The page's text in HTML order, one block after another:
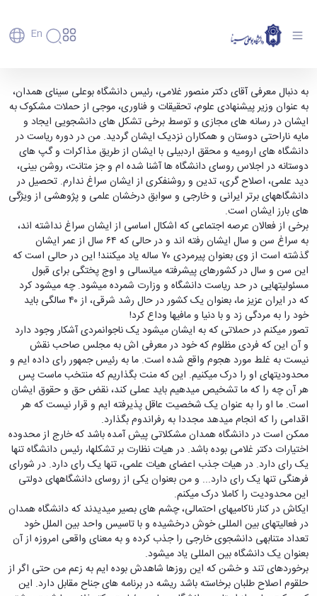
En
دانشگاه
تاریخچه
و
معرفی
برنامه
راهبردی
دانشگاه
نقشه
دانشگاه
ساختار
سازمانی
سازمان
دانشگاه
حوزه
ریاست
معاونت
توسعه
مدیریت
و
پشتیبانی
معاونت
آموزشی
و
تحصیلات
تکمیلی
معاونت
دانشجویی
معاونت
پژوهش
و
فناوری
معاونت
فرهنگی
و
اجتماعی
آموزش
پذیرش
کارشناسی
تحصیلات
تکمیلی
پسا
دکترا
استعدادهای
درخشان
دانشجویان
غیرایرانی
مهمانی
و
انتقال
حمایت‌های
تحصیلی
تحصیل
در
دانشگاه
D8
رشته‌های
تحصیلی
کارشناسی
تحصیلات
تکمیلی
آموزش‌های
آزاد
برنامه‌های
آموزشی
آموزش
زبان
فارسی
به
غیرفارسی‌زبانان
آموزش‌های
پژوهش
فناوری و
کارآفرینی
دفتر
ارتباط
با
صنعت
پردیس
علم
و
فناوری
مراکز
تحقیقات
و فناوری
پژوهشکده
شیمی
گیاهی
پژوهشکده
آب
مرکز
آپا
دانشگاه
بوعلی
سینا
آزمایشگاه
های
تحقیقاتی
آزمایشگاه
مرکزی
آزمایشگاه
تنش
پسماند
آزمایشگاه
مقاومت
دانشکده‌ها
پردیس
اصلی
مهندسی
کشاورزی
شیمی
و
علوم
نفت
علوم
انسانی
هنر
و
معماری
دامپزشکی
علوم
پایه
علوم
اقتصادی
و
اجتماعی
علوم
ورزشی
دانشکده
های
اقماری
فنی
و
مهندسی
کبودرآهنگ
فنی
و
منابع
رفاهی
رفاهی
پرسنل
اداره
رفاه
کارکنان
مهمانسرای
دانشگاه
رفاهی
دانشجویان
مدیریت
امور
دانشجویان
مرکز
مشاوره
و
سبک
زندگی
مرکز
بهداشت
و
درمان
خوابگاه‌های
دانشجویی
سلف
سرویس
ورزش و
سرگرمی
اداره
تربیت
بدنی
و
اعضای
هیأت
علمی
کارکنان
دانشجویان
فارغ
التحصیلان
فوق
برنامه
فعالیت‌های
دانشجویی
انجمن‌های
علمی
دانشجویی
تشکل‌های
اسلامی
دانشجویان
نشریات
دانشجویی
کانون‌های
فرهنگی
فعالیت‌های
داوطلبانه
سمن‌های
مرتبط
بنیاد
خیرین
حامی
دانشگاه
بوعلی
سینا
مؤسسه
پایگاه
خبری
بسنا
پیشخوان
احراز
هویت
ارتباط
با ما
روابط
بین
الملل
(قدم
الآن)
Apply
Now
حمایت استاد دانشگاه تهران و رئیس دانشگاه
محقق اردبیلی از دکتر غلامی - دانشگاه بوعلی سینا
همدان
به دنبال معرفی آقای دکتر منصور غلامی، رئیس دانشگاه بوعلی سینای همدان،
به عنوان وزیر پیشنهادی علوم، تحقیقات و فناوری، موجی از حملات مشکوک به
ایشان در رسانه های مجازی و توسط برخی تشکل های دانشجویی ایجاد و
مایه ناراحتی دوستان و همکاران نزدیک ایشان گردید. من در دوره ریاست در
دانشگاه های ارومیه و محقق اردبیلی با ایشان از طریق مذاکرات و گپ های
دوستانه در اجلاس روسای دانشگاه ها آشنا شده ام و جز متانت، روشن بینی،
دید علمی، اصلاح گری، تدین و روشنفکری از ایشان سراغ ندارم. تحصیل در
دانشگاههای برتر ایرانی و خارجی و سوابق درخشان علمی و پژوهشی از ویژگی
های بارز ایشان است.
برخی از فعالان عرصه اجتماعی که اشکال اساسی از ایشان سراغ نداشته اند،
به سراغ سن و سال ایشان رفته اند و در حالی که ۶۴ سال از عمر ایشان
گذشته است از وی بعنوان پیرمردی ۷۰ ساله یاد میکنند! این در حالی است که
این سن و سال در کشورهای پیشرفته میانسالی و اوج پختگی برای قبول
مسئولیتهایی در حد ریاست دانشگاه و وزارت شمرده میشود. چه میشود کرد
که در ایران عزیز ما، بعنوان یک کشور در حال رشد شرقی، از ۴۰ سالگی باید
خود را به مردگی زد و با دنیا و مافیها وداع کرد!
تصور میکنم در حملاتی که به ایشان میشود یک ناجوانمردی آشکار وجود دارد
و آن این که فردی مظلوم که خود در معرفی اش به مجلس صاحب نقش
نیست به غلط مورد هجوم واقع شده است. ما به رئیس جمهور رای داده ایم و
محدودیتهای او را درک میکنیم. این که منت بگذاریم که منتخب ماست پس
هر آن چه را که ما تشخیص میدهیم باید عملی کند، نقض حق و حقوق ایشان
است. ما او را به عنوان یک شخصیت عاقل پذیرفته ایم و قرار نیست که هر
اقدامی را که انجام میدهد مجددا به رفراندوم بگذارد.
ممکن است در دانشگاه همدان مشکلاتی پیش آمده باشد که خارج از محدوده
اختیارات دکتر غلامی بوده باشد. در هیات نظارت بر تشکلها، رئیس دانشگاه تنها
یک رای دارد. در هیات جذب اعضای هیات علمی، تنها یک رای دارد. در شورای
فرهنگی تنها یک رای دارد... و من بعنوان یکی از روسای دانشگاههای دولتی
این محدودیت را کاملا درک میکنم.
ایکاش در کنار ناکامیهای احتمالی، چشم های بصیر میدیدند که دانشگاه همدان
در فعالیتهای بین المللی خوش درخشیده و با تاسیس واحد بین الملل خود
تعداد متنابهی دانشجوی خارجی را جذب کرده و به معنای واقعی امروزه از آن
بعنوان یک دانشگاه بین المللی یاد میشود.
برخوردهای تند و خشن که این روزها شاهدش بوده ایم به زعم من حتی اگر از
حلقوم اصلاح طلبان برخاسته باشد ریشه در برنامه های جناح مقابل دارد. این